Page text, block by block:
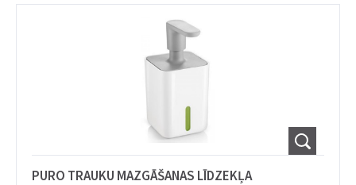
PURO TRAUKU MAZGĀŠANAS LĪDZEKĻA